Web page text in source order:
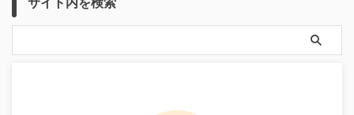
サイト内を検索